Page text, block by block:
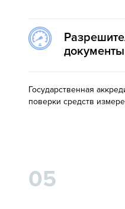
документы
Государственная
поверки средств
05